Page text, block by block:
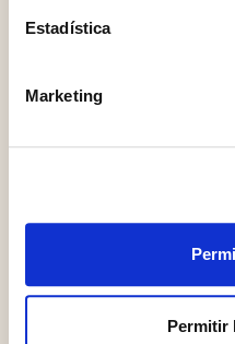
Estadística
Marketing
Permitir